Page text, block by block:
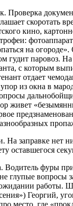
Проверка
скоротать
кино,
на
гудит паровоз.
с которым
отдает
упор из окна в
живет
На заправке нет
оставшегося
Водитель фуры
глупые вопросы
работы.
Георгий,
место, где